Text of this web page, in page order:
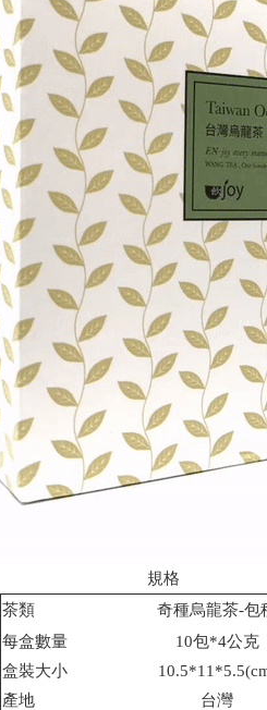
規格
茶類
奇種烏龍茶-包
每盒數量
盒裝大小
產地
10包*4公克
台灣